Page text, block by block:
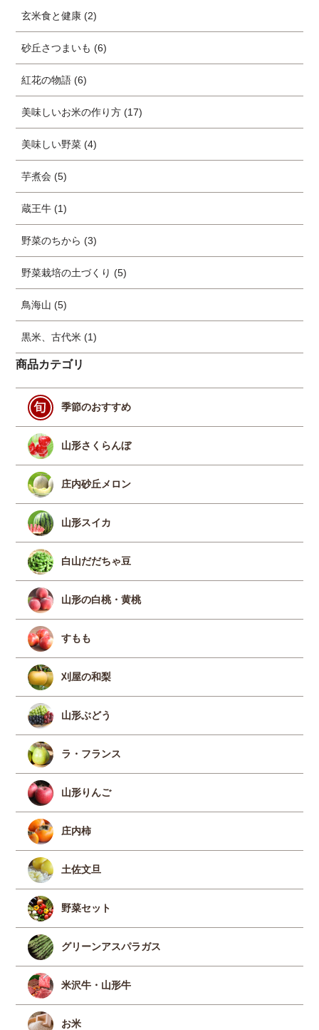
玄米食と健康 (2)
砂丘さつまいも (6)
紅花の物語 (6)
美味しいお米の作り方 (17)
美味しい野菜 (4)
芋煮会 (5)
蔵王牛 (1)
野菜のちから (3)
野菜栽培の土づくり (5)
鳥海山 (5)
黒米、古代米 (1)
商品カテゴリ
季節のおすすめ
山形さくらんぼ
庄内砂丘メロン
山形スイカ
白山だだちゃ豆
山形の白桃・黄桃
すもも
刈屋の和梨
山形ぶどう
ラ・フランス
山形りんご
庄内柿
土佐文旦
野菜セット
グリーンアスパラガス
米沢牛・山形牛
お米